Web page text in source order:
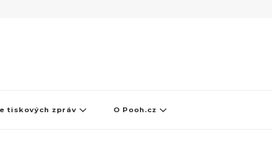
tiskových zpráv O Pooh.cz